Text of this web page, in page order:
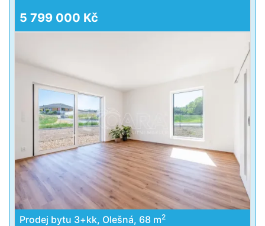
5 799 000 Kč
Prodej bytu 3+kk, Olešná, 68 m2